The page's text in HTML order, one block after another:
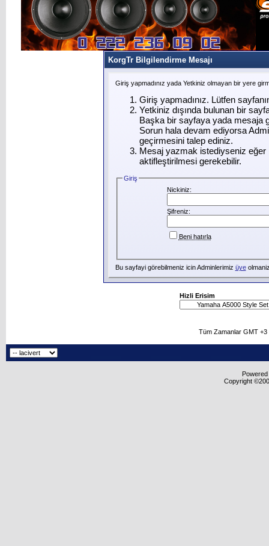
KorgTr Bilgilendirme Mesajı
Giriş yapmadınız yada Yetkiniz olmayan bir yere
Giriş yapmadınız. Lütfen
Yetkiniz dışında bulunan bir
Başka bir sayfaya yada mesaja
Sorun hala devam ediyorsa
geçirmesini talep ediniz.
Mesaj yazmak istediyseniz eğer
aktifleştirilmesi gerekebilir.
Giriş
Nickiniz:
Şifreniz:
Beni hatırla
Bu sayfayi görebilmeniz icin Adminlerimiz üye
Hizli Erisim
Tüm Zamanlar GMT
Copyright